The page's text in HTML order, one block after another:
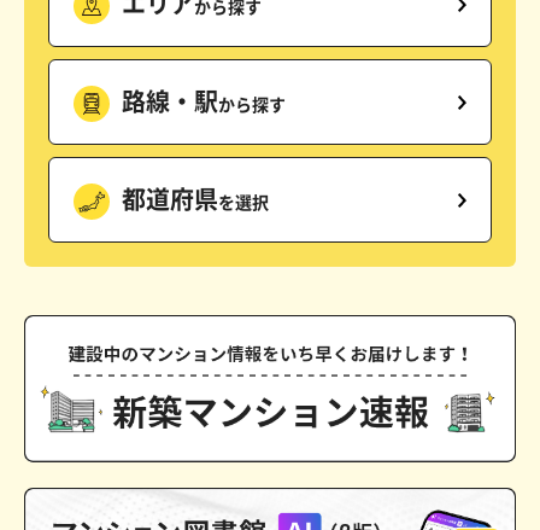
から探す
路線・駅から探す
都道府県を選択